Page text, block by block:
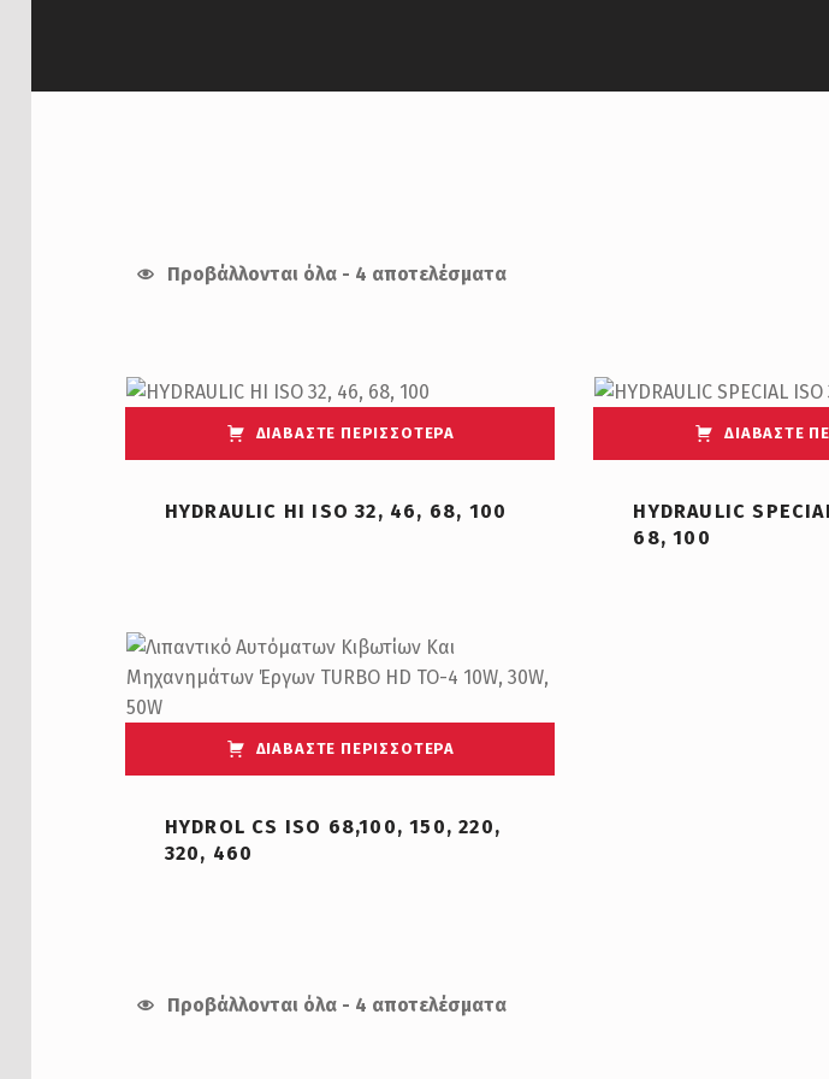
Προβάλλονται όλα - 4 αποτελέσματα
ΔΙΑΒΆΣΤΕ ΠΕΡΙΣΣΌΤΕΡΑ
HYDRAULIC HI ISO 32, 46, 68, 100
ΔΙΑΒΆΣΤΕ
HYDRAULIC
68, 100
ΔΙΑΒΆΣΤΕ ΠΕΡΙΣΣΌΤΕΡΑ
HYDROL CS ISO 68,100, 150, 220,
320, 460
Προβάλλονται όλα - 4 αποτελέσματα